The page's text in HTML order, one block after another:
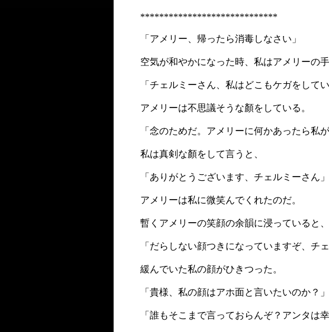
*****************************
「アメリー、帰ったら消毒しなさい」
空気が和やかになった時、私はアメリーの
「チェルミーさん、私はどこもケガをして
アメリーは不思議そうな顏をしている。
「念のためだ。アメリーに何かあったら私
私は真剣な顏をして言うと、
「ありがとうございます、チェルミーさん」
アメリーは私に微笑んでくれたのだ。
暫くアメリーの笑顔の余韻に浸っていると
「だらしない顔つきになっていますぞ、チ
緩んでいた私の顔がひきつった。
「貴様、私の顔はアホ面と言いたいのか？」
「誰もそこまで言っておらんぞ？アンタ